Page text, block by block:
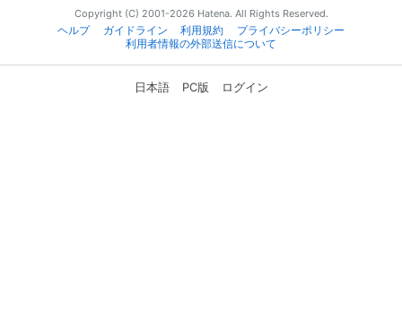
Copyright (C) 2001-2026 Hatena. All Rights Reserved.
ヘルプ
ガイドライン 利用規約
プライバシーポリシー
利用者情報の外部送信について
日本語 PC版 ログイン